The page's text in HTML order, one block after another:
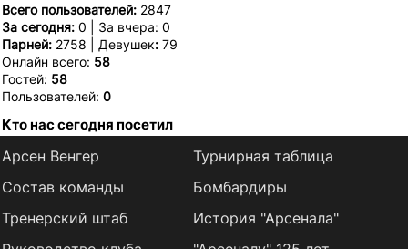
Всего пользователей: 2847
За сегодня: 0 | За вчера: 0
Парней: 2758 | Девушек: 79
Онлайн всего: 58
Гостей: 58
Пользователей: 0
Кто нас сегодня посетил
Арсен Венгер
Состав команды
Тренерский штаб
Турнирная таблица
Бомбардиры
История "Арсенала"